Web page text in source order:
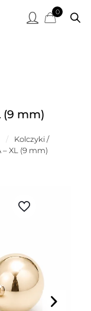
0
(9 mm)
/
Kolczyki /
– XL (9 mm)